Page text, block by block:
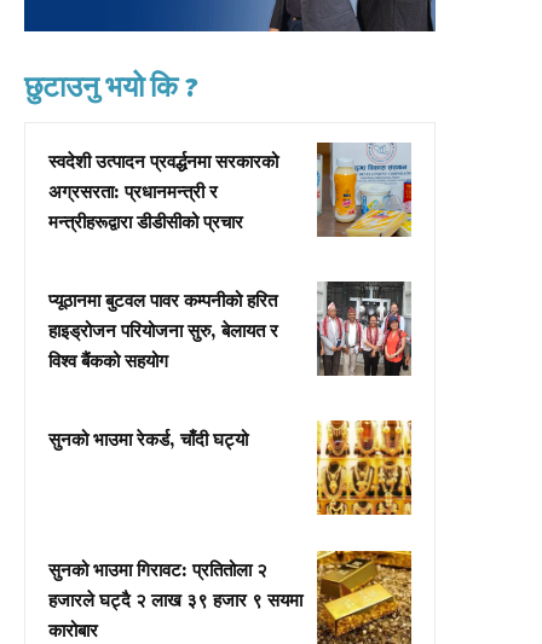
छुटाउनु भयो कि ?
स्वदेशी उत्पादन प्रवर्द्धनमा सरकारको
अग्रसरता: प्रधानमन्त्री र
मन्त्रीहरूद्वारा डीडीसीको प्रचार
प्यूठानमा बुटवल पावर कम्पनीको हरित
हाइड्रोजन परियोजना सुरु, बेलायत र
विश्व बैंकको सहयोग
सुनको भाउमा रेकर्ड, चाँदी घट्यो
सुनको भाउमा गिरावट: प्रतितोला २
हजारले घट्दै २ लाख ३९ हजार ९ सयमा
कारोबार